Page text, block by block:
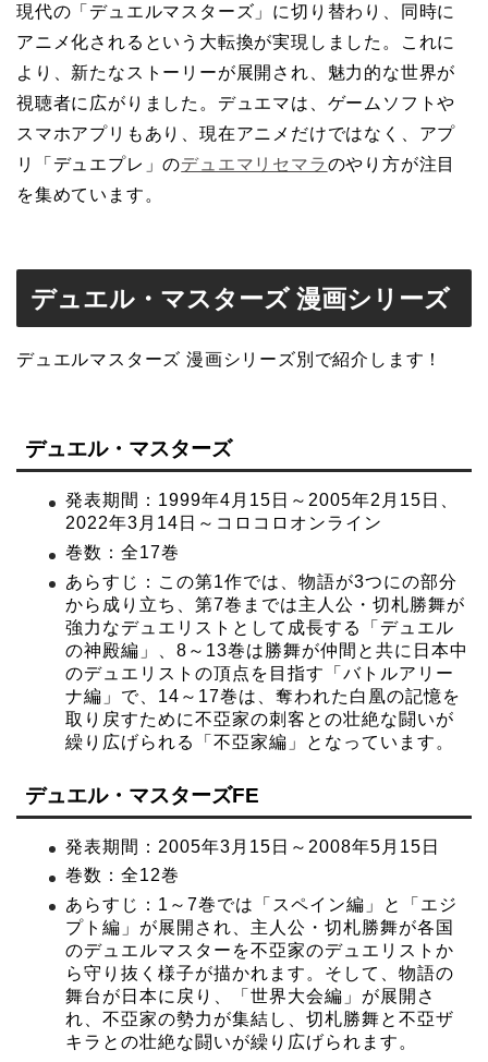
現代の「デュエルマスターズ」に切り替わり、同時に
アニメ化されるという大転換が実現しました。これに
より、新たなストーリーが展開され、魅力的な世界が
視聴者に広がりました。デュエマは、ゲームソフトや
スマホアプリもあり、現在アニメだけではなく、アプ
リ「デュエプレ」のデュエマリセマラのやり方が注目
を集めています。
デュエル・マスターズ 漫画シリーズ
デュエルマスターズ 漫画シリーズ別で紹介します！
デュエル・マスターズ
発表期間：1999年4月15日～2005年2月15日、
2022年3月14日～コロコロオンライン
巻数：全17巻
あらすじ：この第1作では、物語が3つにの部分
から成り立ち、第7巻までは主人公・切札勝舞が
強力なデュエリストとして成長する「デュエル
の神殿編」、8～13巻は勝舞が仲間と共に日本中
のデュエリストの頂点を目指す「バトルアリー
ナ編」で、14～17巻は、奪われた白凰の記憶を
取り戻すために不亞家の刺客との壮絶な闘いが
繰り広げられる「不亞家編」となっています。
デュエル・マスターズFE
発表期間：2005年3月15日～2008年5月15日
巻数：全12巻
あらすじ：1～7巻では「スペイン編」と「エジ
プト編」が展開され、主人公・切札勝舞が各国
のデュエルマスターを不亞家のデュエリストか
ら守り抜く様子が描かれます。そして、物語の
舞台が日本に戻り、「世界大会編」が展開さ
れ、不亞家の勢力が集結し、切札勝舞と不亞ザ
キラとの壮絶な闘いが繰り広げられます。